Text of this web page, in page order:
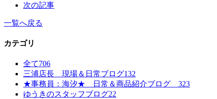
次の記事
一覧へ戻る
カテゴリ
全て706
三浦店長 現場＆日常ブログ132
★事務員：海汐★ 日常＆商品紹介ブログ 323
ゆうきのスタッフブログ22